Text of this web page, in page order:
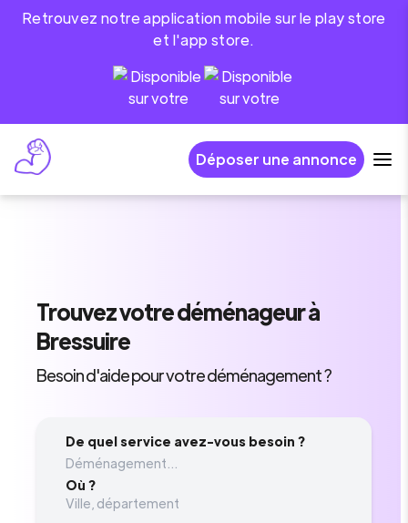
Retrouvez notre application mobile sur le play store
et l'app store.
Déposer une annonce
Trouvezvotre déménageurà
Bressuire
Besoin d'aide pour votre déménagement ?
De quel service avez-vous besoin ?
Déménagement...
Où ?